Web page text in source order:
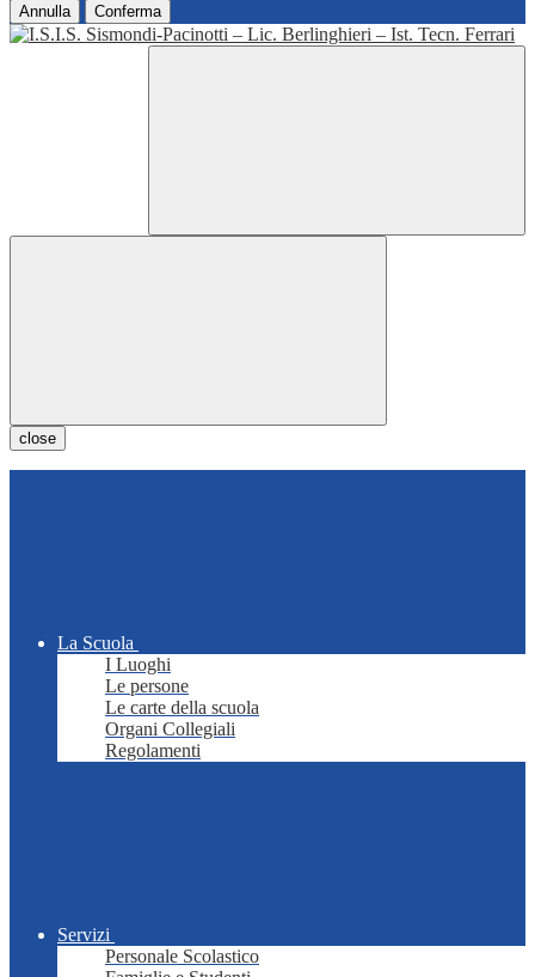
Annulla Conferma
close
La Scuola
I Luoghi
Le persone
Le carte della scuola
Organi Collegiali
Regolamenti
Servizi
Personale Scolastico